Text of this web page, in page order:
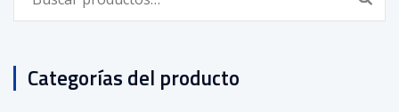
Categorías del producto